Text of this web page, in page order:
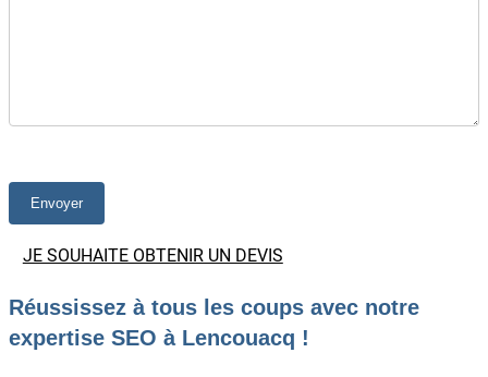
JE SOUHAITE OBTENIR UN DEVIS
Réussissez à tous les coups avec notre
expertise SEO à Lencouacq !